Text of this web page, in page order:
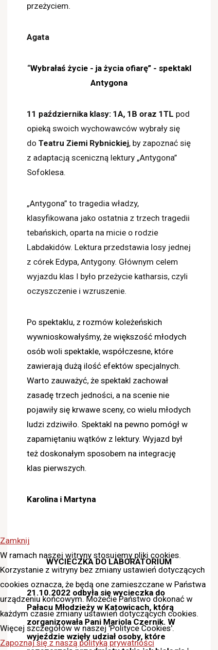
przeżyciem.
Agata
“Wybrałaś życie - ja życia ofiarę” - spektakl
Antygona
11 października klasy: 1A, 1B oraz 1TL pod
opieką swoich wychowawców wybrały się
do Teatru Ziemi Rybnickiej, by zapoznać się
z adaptacją sceniczną lektury „Antygona”
Sofoklesa.
„Antygona” to tragedia władzy,
klasyfikowana jako ostatnia z trzech tragedii
tebańskich, oparta na micie o rodzie
Labdakidów. Lektura przedstawia losy jednej
z córek Edypa, Antygony. Głównym celem
wyjazdu klas I było przeżycie katharsis, czyli
oczyszczenie i wzruszenie.
Po spektaklu, z rozmów koleżeńskich
wywnioskowałyśmy, że większość młodych
osób woli spektakle, współczesne, które
zawierają dużą ilość efektów specjalnych.
Warto zauważyć, że spektakl zachował
zasadę trzech jedności, a na scenie nie
pojawiły się krwawe sceny, co wielu młodych
ludzi zdziwiło. Spektakl na pewno pomógł w
zapamiętaniu wątków z lektury. Wyjazd był
też doskonałym sposobem na integrację
klas pierwszych.
Karolina i Martyna
WYCIECZKA DO LABORATORIUM
21.10.2022 odbyła się wycieczka do
Pałacu Młodzieży w Katowicach, którą
zorganizowała Pani Mariola Czernik. W
wyjeździe wzięły udział osoby, które
Zamknij
W ramach naszej witryny stosujemy pliki cookies.
Korzystanie z witryny bez zmiany ustawień dotyczących
cookies oznacza, że będą one zamieszczane w Państwa
urządzeniu końcowym. Możecie Państwo dokonać w
każdym czasie zmiany ustawień dotyczących cookies.
Więcej szczegółów w naszej 'Polityce Cookies'.
Zapoznaj się z naszą polityką prywatności